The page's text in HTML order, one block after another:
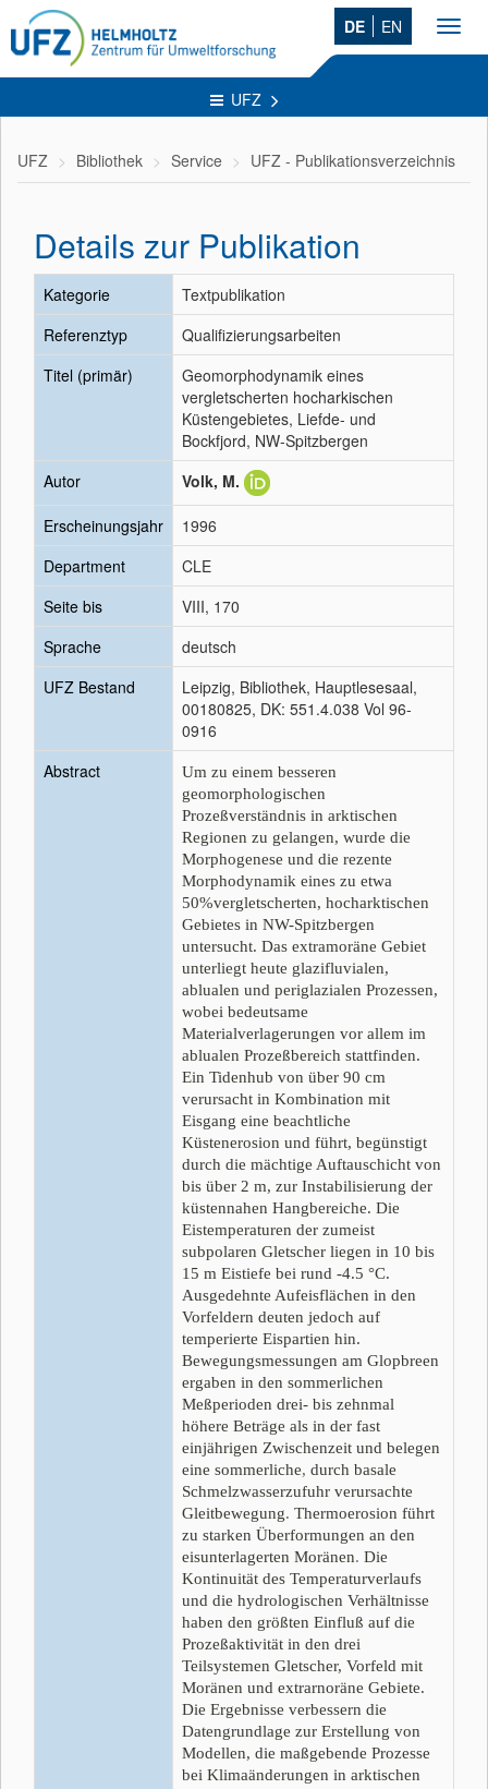
DE EN
UFZ
UFZ Bibliothek Service UFZ - Publikationsverzeichnis
Details zur Publikation
Kategorie
Textpublikation
Referenztyp
Qualifizierungsarbeiten
Titel (primär)
Geomorphodynamik eines
vergletscherten hocharkischen
Küstengebietes, Liefde- und
Bockfjord, NW-Spitzbergen
Autor
Volk, M.
Erscheinungsjahr
1996
Department
CLE
Seite bis
VIII, 170
Sprache
deutsch
UFZ Bestand
Leipzig, Bibliothek, Hauptlesesaal,
00180825, DK: 551.4.038 Vol 96-
0916
Abstract
Um zu einem besseren
geomorphologischen
Prozeßverständnis in arktischen
Regionen zu gelangen, wurde die
Morphogenese und die rezente
Morphodynamik eines zu etwa
50%vergletscherten, hocharktischen
Gebietes in NW-Spitzbergen
untersucht. Das extramoräne Gebiet
unterliegt heute glazifluvialen,
ablualen und periglazialen Prozessen,
wobei bedeutsame
Materialverlagerungen vor allem im
ablualen Prozeßbereich stattfinden.
Ein Tidenhub von über 90 cm
verursacht in Kombination mit
Eisgang eine beachtliche
Küstenerosion und führt, begünstigt
durch die mächtige Auftauschicht von
bis über 2 m, zur Instabilisierung der
küstennahen Hangbereiche. Die
Eistemperaturen der zumeist
subpolaren Gletscher liegen in 10 bis
15 m Eistiefe bei rund -4.5 °C.
Ausgedehnte Aufeisflächen in den
Vorfeldern deuten jedoch auf
temperierte Eispartien hin.
Bewegungsmessungen am Glopbreen
ergaben in den sommerlichen
Meßperioden drei- bis zehnmal
höhere Beträge als in der fast
einjährigen Zwischenzeit und belegen
eine sommerliche, durch basale
Schmelzwasserzufuhr verursachte
Gleitbewegung. Thermoerosion führt
zu starken Überformungen an den
eisunterlagerten Moränen. Die
Kontinuität des Temperaturverlaufs
und die hydrologischen Verhältnisse
haben den größten Einfluß auf die
Prozeßaktivität in den drei
Teilsystemen Gletscher, Vorfeld mit
Moränen und extrarnoräne Gebiete.
Die Ergebnisse verbessern die
Datengrundlage zur Erstellung von
Modellen, die maßgebende Prozesse
bei Klimaänderungen in arktischen